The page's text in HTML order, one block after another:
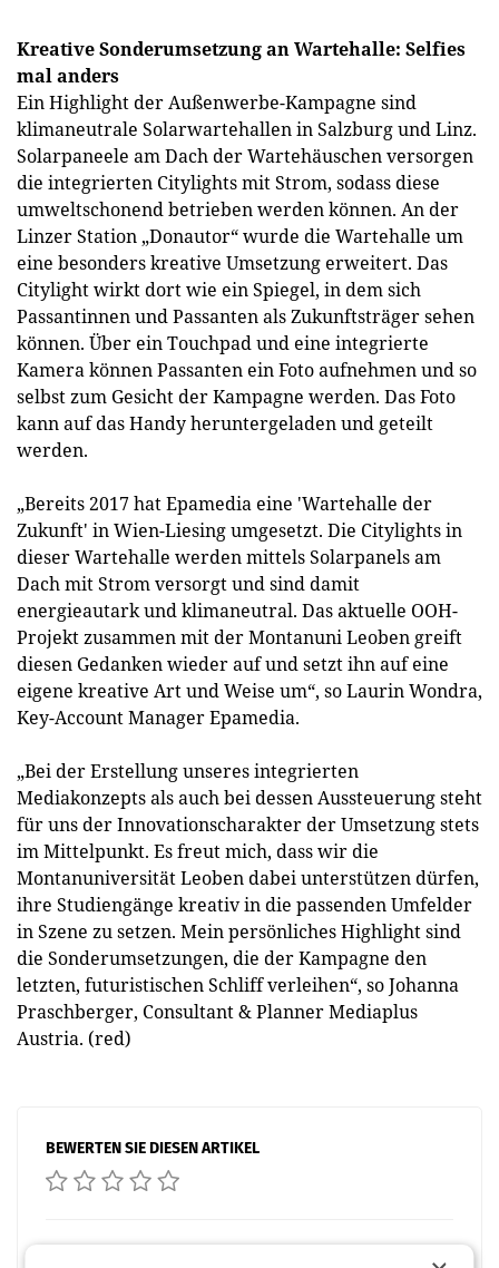
Kreative Sonderumsetzung an Wartehalle: Selfies
mal anders
Ein Highlight der Außenwerbe-Kampagne sind
klimaneutrale Solarwartehallen in Salzburg und Linz.
Solarpaneele am Dach der Wartehäuschen versorgen
die integrierten Citylights mit Strom, sodass diese
umweltschonend betrieben werden können. An der
Linzer Station „Donautor“ wurde die Wartehalle um
eine besonders kreative Umsetzung erweitert. Das
Citylight wirkt dort wie ein Spiegel, in dem sich
Passantinnen und Passanten als Zukunftsträger sehen
können. Über ein Touchpad und eine integrierte
Kamera können Passanten ein Foto aufnehmen und so
selbst zum Gesicht der Kampagne werden. Das Foto
kann auf das Handy heruntergeladen und geteilt
werden.
„Bereits 2017 hat Epamedia eine 'Wartehalle der
Zukunft' in Wien-Liesing umgesetzt. Die Citylights in
dieser Wartehalle werden mittels Solarpanels am
Dach mit Strom versorgt und sind damit
energieautark und klimaneutral. Das aktuelle OOH-
Projekt zusammen mit der Montanuni Leoben greift
diesen Gedanken wieder auf und setzt ihn auf eine
eigene kreative Art und Weise um“, so Laurin Wondra,
Key-Account Manager Epamedia.
„Bei der Erstellung unseres integrierten
Mediakonzepts als auch bei dessen Aussteuerung steht
für uns der Innovationscharakter der Umsetzung stets
im Mittelpunkt. Es freut mich, dass wir die
Montanuniversität Leoben dabei unterstützen dürfen,
ihre Studiengänge kreativ in die passenden Umfelder
in Szene zu setzen. Mein persönliches Highlight sind
die Sonderumsetzungen, die der Kampagne den
letzten, futuristischen Schliff verleihen“, so Johanna
Praschberger, Consultant & Planner Mediaplus
Austria. (red)
BEWERTEN SIE DIESEN ARTIKEL